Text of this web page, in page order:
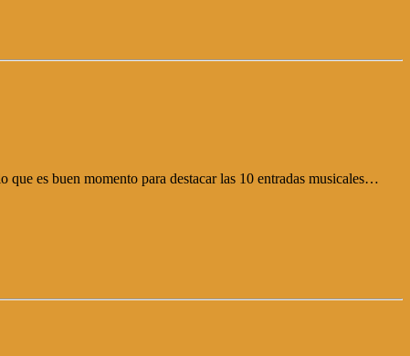
es buen momento para destacar las 10 entradas musicales…